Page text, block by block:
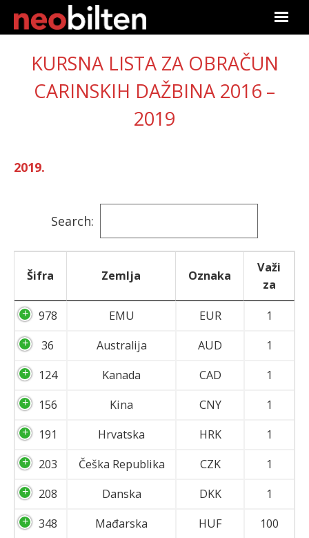
Početna
Pretraga
O nama
Pretplata
ћирилица
KURSNA LISTA ZA OBRAČUN
CARINSKIH DAŽBINA 2016 –
2019
2019.
Search:
Šifra Zemlja Oznaka
Važi
za
978 EMU EUR
1
36
Australija AUD
1
124
Kanada CAD
1
156
Kina CNY
1
191
Hrvatska HRK
1
203
Češka Republika CZK
1
208
Danska DKK
1
348
Mađarska HUF
100